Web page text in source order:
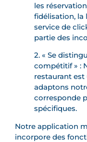
les
fidélisation, la
service de
partie des
2. « Se
compétitif » :
restaurant est
adaptons
corresponde
spécifiques.
Notre application
incorpore des